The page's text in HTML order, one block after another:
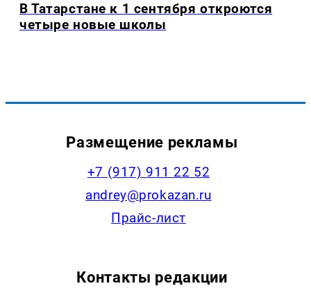
В Татарстане к 1 сентября откроются
четыре новые школы
Размещение рекламы
+7 (917) 911 22 52
andrey@prokazan.ru
Прайс-лист
Контакты редакции